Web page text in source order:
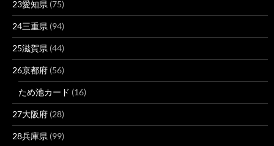
23愛知県 (75)
24三重県 (94)
25滋賀県 (44)
26京都府 (56)
ため池カード (16)
27大阪府 (28)
28兵庫県 (99)